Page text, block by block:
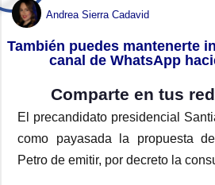
Andrea Sierra Cadavid
También puedes mantenerte
canal de WhatsApp
Comparte en tus
El precandidato presidencial
como payasada la propuesta
Petro de emitir, por decreto la